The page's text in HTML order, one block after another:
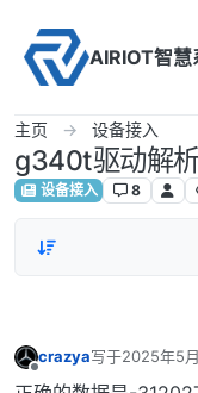
AIRIOT智
主页 设备接入
g340t驱动解
设备接入 8
crazya写于2025年5
最后由 crazya